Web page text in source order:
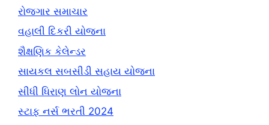
રોજગાર સમાચાર
વહાલી દિકરી યોજના
શૈક્ષણિક કેલેન્ડર
સાયકલ સબસીડી સહાય યોજના
સીધી ધિરાણ લોન યોજના
સ્ટાફ નર્સ ભરતી 2024